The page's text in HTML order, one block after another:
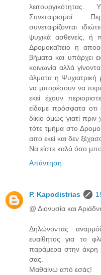
Συνεταιρισμοί
συνεταιρίζονται
ψυχικά ασθενείς, ή
Δρομοκαϊτειο η
βήματα και υπάρχει
κοινωνία αλλά
άλματα η Ψυχιατρική
να μπορέσουν να
εκεί έχουν
είδαμε πρόσφατα οτι
δίκιο όμως γιατί
τότε τμήμα στο
απο εκεί και δεν
Να είστε καλά όσο
Απάντηση
P. Kapodistrias
@ Διονυσία και
Δηλώνοντας
ευαίθητος για το
παράμερα στην άκρη
σας.
Μαθαίνω από εσάς!